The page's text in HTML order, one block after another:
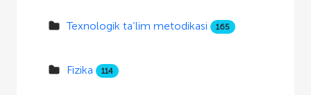
Texnologik ta’lim metodikasi 165
Fizika 114